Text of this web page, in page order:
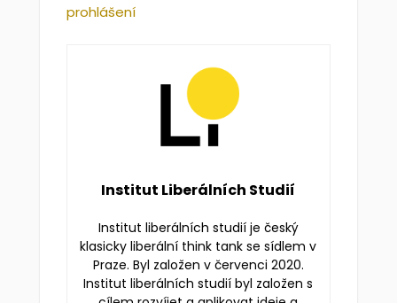
prohlášení
Institut Liberálních Studií
Institut liberálních studií je český
klasicky liberální think tank se sídlem v
Praze. Byl založen v červenci 2020.
Institut liberálních studií byl založen s